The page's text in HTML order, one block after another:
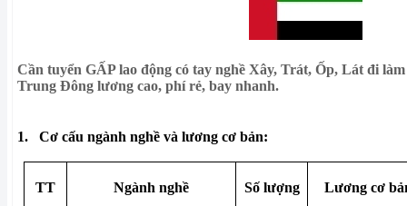
Cần tuyển GẤP lao động có tay nghề Xây, Trát, Ốp, Lát đi
Trung Đông lương cao, phí rẻ, bay nhanh.
1. Cơ cấu ngành nghề và lương cơ bản:
TT Ngành nghề Số lượng Lương cơ